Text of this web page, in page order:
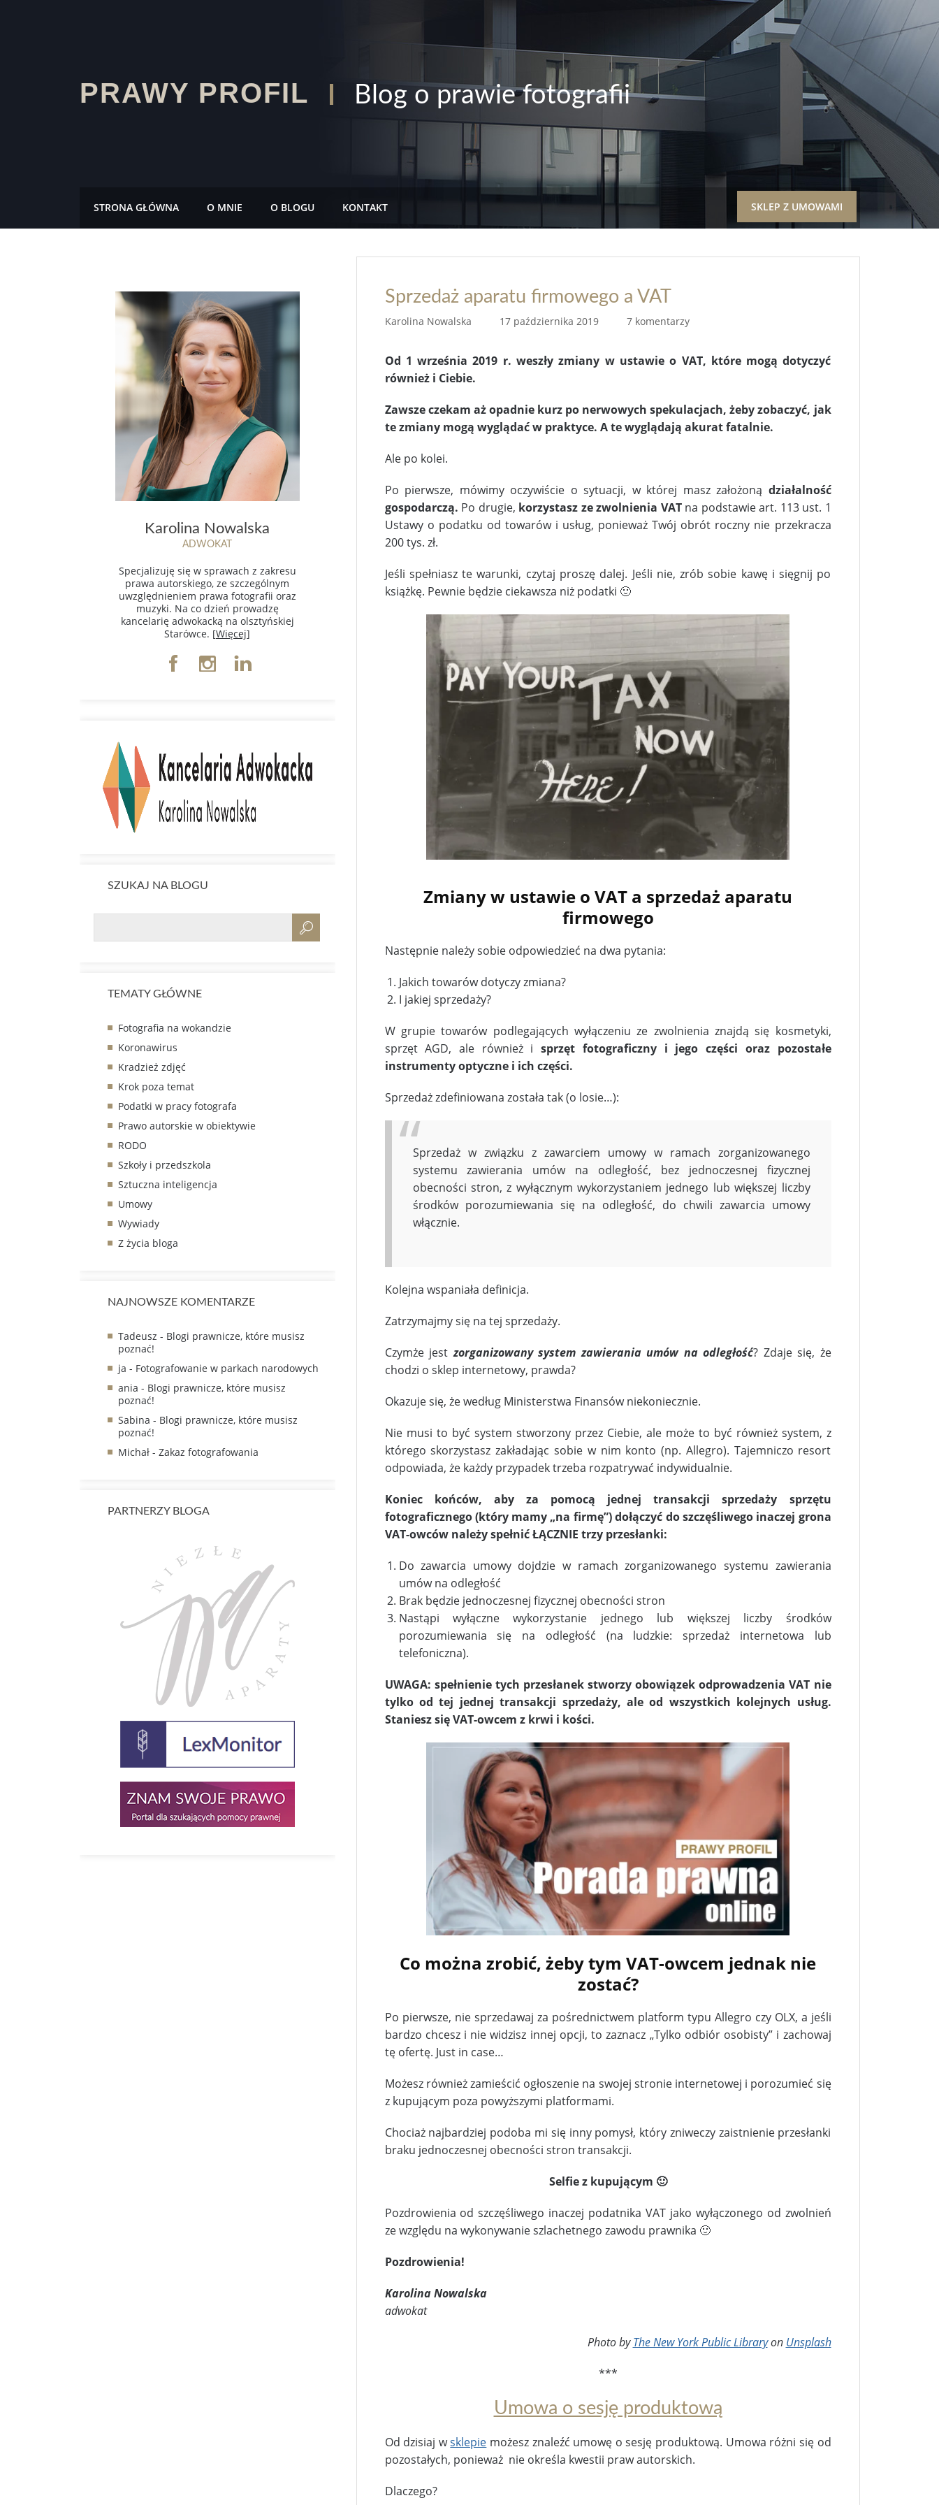
PRAWY PROFIL Blog o prawie fotografii
STRONA GŁÓWNA O MNIE O BLOGU KONTAKT SKLEP Z UMOWAMI
Sprzedaż aparatu firmowego a VAT
Karolina Nowalska 17 października 2019 7 komentarzy
Od 1 września 2019 r. weszły zmiany w ustawie o VAT, które mogą dotyczyć
również i Ciebie.
Zawsze czekam aż opadnie kurz po nerwowych spekulacjach, żeby zobaczyć, jak
te zmiany mogą wyglądać w praktyce. A te wyglądają akurat fatalnie.
Ale po kolei.
Po pierwsze, mówimy oczywiście o sytuacji, w której masz założoną działalność
gospodarczą. Po drugie, korzystasz ze zwolnienia VATna podstawie art. 113 ust. 1
Ustawy o podatku od towarów i usług, ponieważ Twój obrót roczny nie przekracza
200 tys. zł.
Jeśli spełniasz te warunki, czytaj proszę dalej. Jeśli nie, zrób sobie kawę i sięgnij po
książkę. Pewnie będzie ciekawsza niż podatki 🙂
Zmiany w ustawie o VAT a sprzedaż aparatu
firmowego
Następnie należy sobie odpowiedzieć na dwa pytania:
Jakich towarów dotyczy zmiana?
I jakiej sprzedaży?
W grupie towarów podlegających wyłączeniu ze zwolnienia znajdą się kosmetyki,
sprzęt AGD, ale również i sprzęt fotograficzny i jego części oraz pozostałe
instrumenty optyczne i ich części.
Sprzedaż zdefiniowana została tak (o losie…):
Sprzedaż w związku z zawarciem umowy w ramach zorganizowanego
systemu zawierania umów na odległość, bez jednoczesnej fizycznej
obecności stron, z wyłącznym wykorzystaniem jednego lub większej liczby
środków porozumiewania się na odległość, do chwili zawarcia umowy
włącznie.
Kolejna wspaniała definicja.
Zatrzymajmy się na tej sprzedaży.
Czymże jestzorganizowany system zawierania umów na odległość? Zdaje się, że
chodzi o sklep internetowy, prawda?
Okazuje się, że według Ministerstwa Finansów niekoniecznie.
Nie musi to być system stworzony przez Ciebie, ale może to być również system, z
którego skorzystasz zakładając sobie w nim konto (np. Allegro). Tajemniczo resort
odpowiada, że każdy przypadek trzeba rozpatrywać indywidualnie.
Koniec końców, aby za pomocą jednej transakcji sprzedaży sprzętu
fotograficznego (który mamy „na firmę”) dołączyć do szczęśliwego inaczej grona
VAT-owców należy spełnić ŁĄCZNIE trzy przesłanki:
Do zawarcia umowy dojdzie w ramach zorganizowanego systemu zawierania
umów na odległość
Brak będzie jednoczesnej fizycznej obecności stron
Nastąpi wyłączne wykorzystanie jednego lub większej liczby środków
porozumiewania się na odległość (na ludzkie: sprzedaż internetowa lub
telefoniczna).
UWAGA: spełnienie tych przesłanek stworzy obowiązek odprowadzenia VAT nie
tylko od tej jednej transakcji sprzedaży, ale od wszystkich kolejnych usług.
Staniesz się VAT-owcem z krwi i kości.
Co można zrobić, żeby tym VAT-owcem jednak nie
zostać?
Po pierwsze, nie sprzedawaj za pośrednictwem platform typu Allegro czy OLX, a jeśli
bardzo chcesz i nie widzisz innej opcji, to zaznacz „Tylko odbiór osobisty” i zachowaj
tę ofertę. Just in case…
Możesz również zamieścić ogłoszenie na swojej stronie internetowej i porozumieć się
z kupującym poza powyższymi platformami.
Chociaż najbardziej podoba mi się inny pomysł, który zniweczy zaistnienie przesłanki
braku jednoczesnej obecności stron transakcji.
Selfie z kupującym 🙂
Pozdrowienia od szczęśliwego inaczej podatnika VAT jako wyłączonego od zwolnień
ze względu na wykonywanie szlachetnego zawodu prawnika 🙂
Pozdrowienia!
Karolina Nowalska
adwokat
Photo byThe New York Public Libraryon Unsplash
***
Umowa o sesję produktową
Od dzisiaj wsklepie możesz znaleźć umowę o sesję produktową. Umowa różni się od
pozostałych, ponieważ nie określa kwestii praw autorskich.
Dlaczego?
Karolina Nowalska
ADWOKAT
Specjalizuję się w sprawach z zakresu
prawa autorskiego, ze szczególnym
uwzględnieniem prawa fotografii oraz
muzyki. Na co dzień prowadzę
kancelarię adwokacką na olsztyńskiej
Starówce. [Więcej]
SZUKAJ NA BLOGU
TEMATY GŁÓWNE
Fotografia na wokandzie
Koronawirus
Kradzież zdjęć
Krok poza temat
Podatki w pracy fotografa
Prawo autorskie w obiektywie
RODO
Szkoły i przedszkola
Sztuczna inteligencja
Umowy
Wywiady
Z życia bloga
NAJNOWSZE KOMENTARZE
Tadeusz - Blogi prawnicze, które musisz
poznać!
ja - Fotografowanie w parkach narodowych
ania - Blogi prawnicze, które musisz
poznać!
Sabina - Blogi prawnicze, które musisz
poznać!
Michał- Zakaz fotografowania
PARTNERZY BLOGA